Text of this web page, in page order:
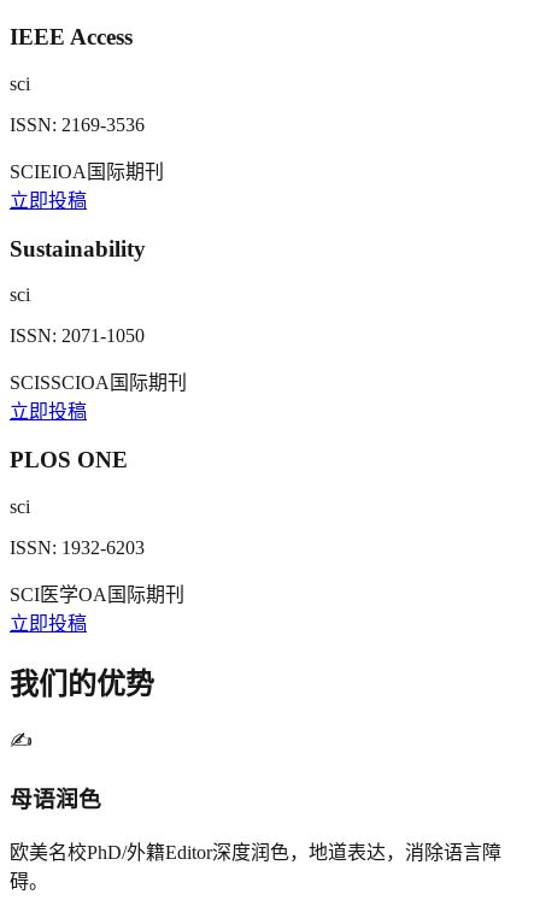
IEEE Access
sci
ISSN: 2169-3536
SCIEIOA 国际期刊
立即投稿
Sustainability
sci
ISSN: 2071-1050
SCISSCIOA 国际期刊
立即投稿
PLOS ONE
sci
ISSN: 1932-6203
SCI医学OA 国际期刊
立即投稿
我们的优势
✍️
母语润色
欧美名校PhD/外籍Editor深度润色，地道表达，消除语言障
碍。